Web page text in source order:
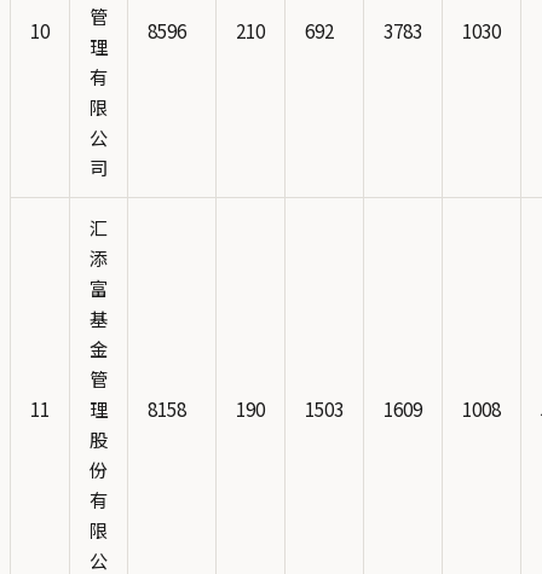
10
管
理
有
限
公
司
8596 210 692 3783 1030
11
汇
添
富
基
金
管
理
股
份
有
限
公
8158 190 1503 1609 1008